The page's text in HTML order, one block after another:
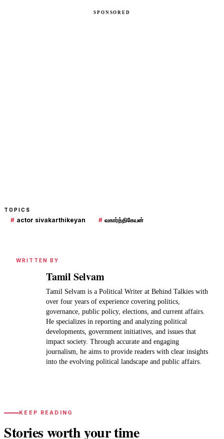
TOPICS
# actor sivakarthikeyan # வகார்த்திகேயன்
WRITTEN BY
Tamil Selvam
Tamil Selvam is a Political Writer at Behind Talkies with
over four years of experience covering politics,
governance, public policy, elections, and current affairs.
He specializes in reporting and analyzing political
developments, government initiatives, and issues that
impact society. Through accurate and engaging
journalism, he aims to provide readers with clear insights
into the evolving political landscape and public affairs.
KEEP READING
Stories worth your time